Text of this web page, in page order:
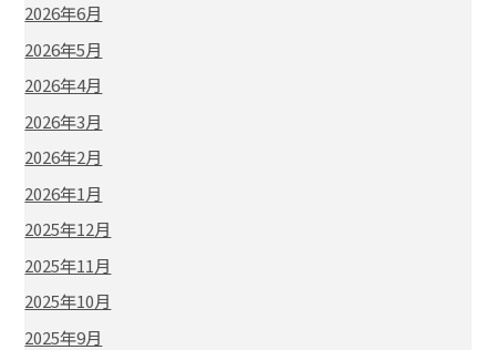
2026年6月
2026年5月
2026年4月
2026年3月
2026年2月
2026年1月
2025年12月
2025年11月
2025年10月
2025年9月